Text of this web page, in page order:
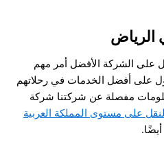
على الشركة الأفضل أمر مهم
على أفضل الخدمات في رحلاتهم
مفصلة عن شركتنا شركة
على مستوى المملكة العربية